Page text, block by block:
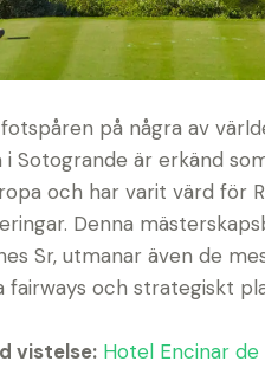
på några av
i Sotogrande är erkänd
och har varit värd för
Denna
Sr, utmanar även de
fairways och strategiskt
vistelse: Hotel Encinar